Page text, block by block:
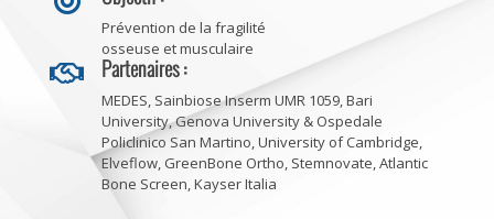
Prévention de la fragilité
osseuse et musculaire
 Partenaires :
MEDES, Sainbiose Inserm UMR 1059, Bari
University, Genova University & Ospedale
Policlinico San Martino, University of Cambridge,
Elveflow, GreenBone Ortho, Stemnovate, Atlantic
Bone Screen, Kayser Italia